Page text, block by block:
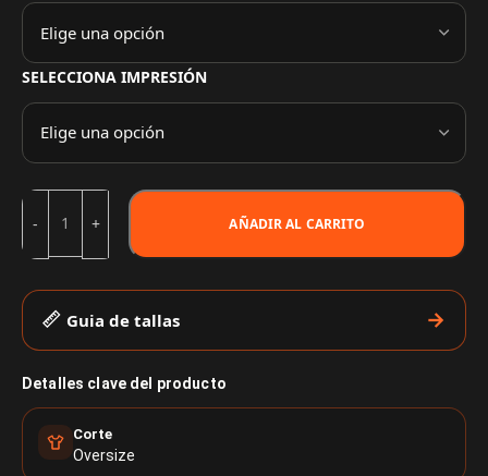
SELECCIONA IMPRESIÓN
AÑADIR AL CARRITO
Guia de tallas
Detalles clave del producto
Corte
Oversize